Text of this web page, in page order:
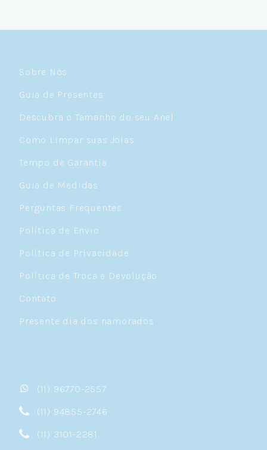
Sobre Nós
Guia de Presentes
Descubra o Tamanho do seu Anel
Como Limpar suas Joias
Tempo de Garantia
Guia de Medidas
Perguntas Frequentes
Política de Envio
Política de Privacidade
Política de Troca e Devolução
Contato
Presente dia dos namorados
(11) 96770-2557
(11) 94855-2746
(11) 3101-2281